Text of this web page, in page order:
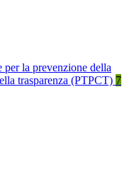
per la prevenzione della
trasparenza (PTPCT) 7